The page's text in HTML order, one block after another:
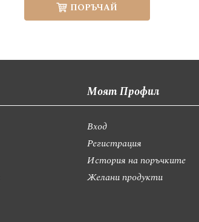
ПОРЪЧАЙ
Моят Профил
Вход
Регистрация
История на поръчките
Желани продукти